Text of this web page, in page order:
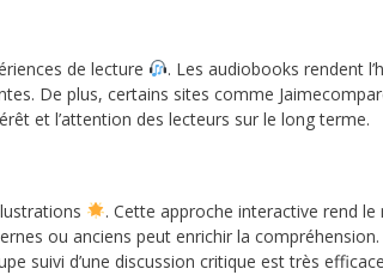
de lecture
. Les audiobooks rendent
De plus, certains sites comme
et l’attention des lecteurs sur le long terme.
. Cette approche interactive rend
ou anciens peut enrichir la
suivi d’une discussion critique est très